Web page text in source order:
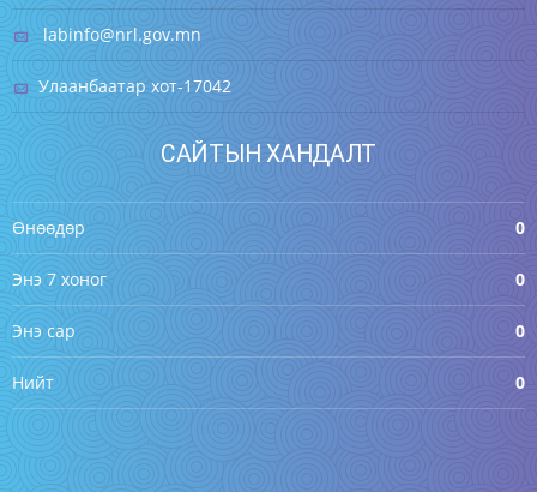
labinfo@nrl.gov.mn
Улаанбаатар хот-17042
САЙТЫН ХАНДАЛТ
Өнөөдөр 0
Энэ 7 хоног 0
Энэ сар 0
Нийт 0